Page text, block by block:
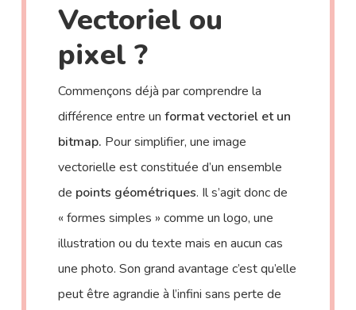
Vectoriel ou
pixel ?
Commençons déjà par comprendre la
différence entre unformat vectoriel et un
bitmap. Pour simplifier, une image
vectorielle est constituée d’un ensemble
de points géométriques. Il s’agit donc de
« formes simples » comme un logo, une
illustration ou du texte mais en aucun cas
une photo. Son grand avantage c’est qu’elle
peut être agrandie à l’infini sans perte de